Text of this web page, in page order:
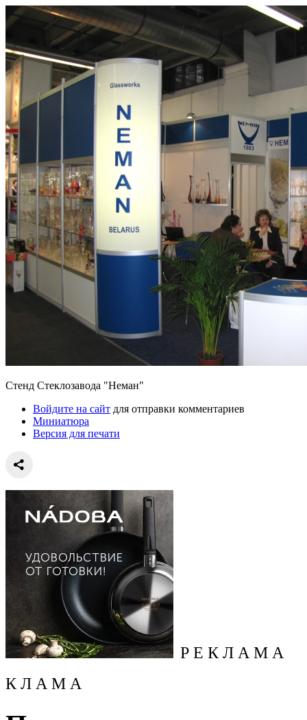
Стенд Стеклозавода "Неман"
Войдите на сайт для отправки комментариев
Миниатюра
Версия для печати
Р Е К Л А М А
К Л А М А